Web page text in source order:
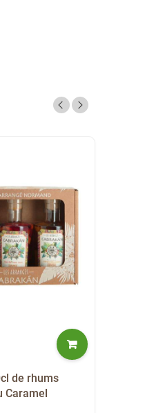
de rhums
Caramel